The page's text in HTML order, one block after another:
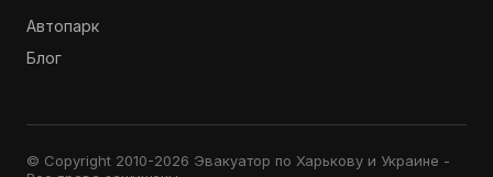
Автопарк
Блог
© Copyright 2010-2026 Эвакуатор по Харькову и Украине -